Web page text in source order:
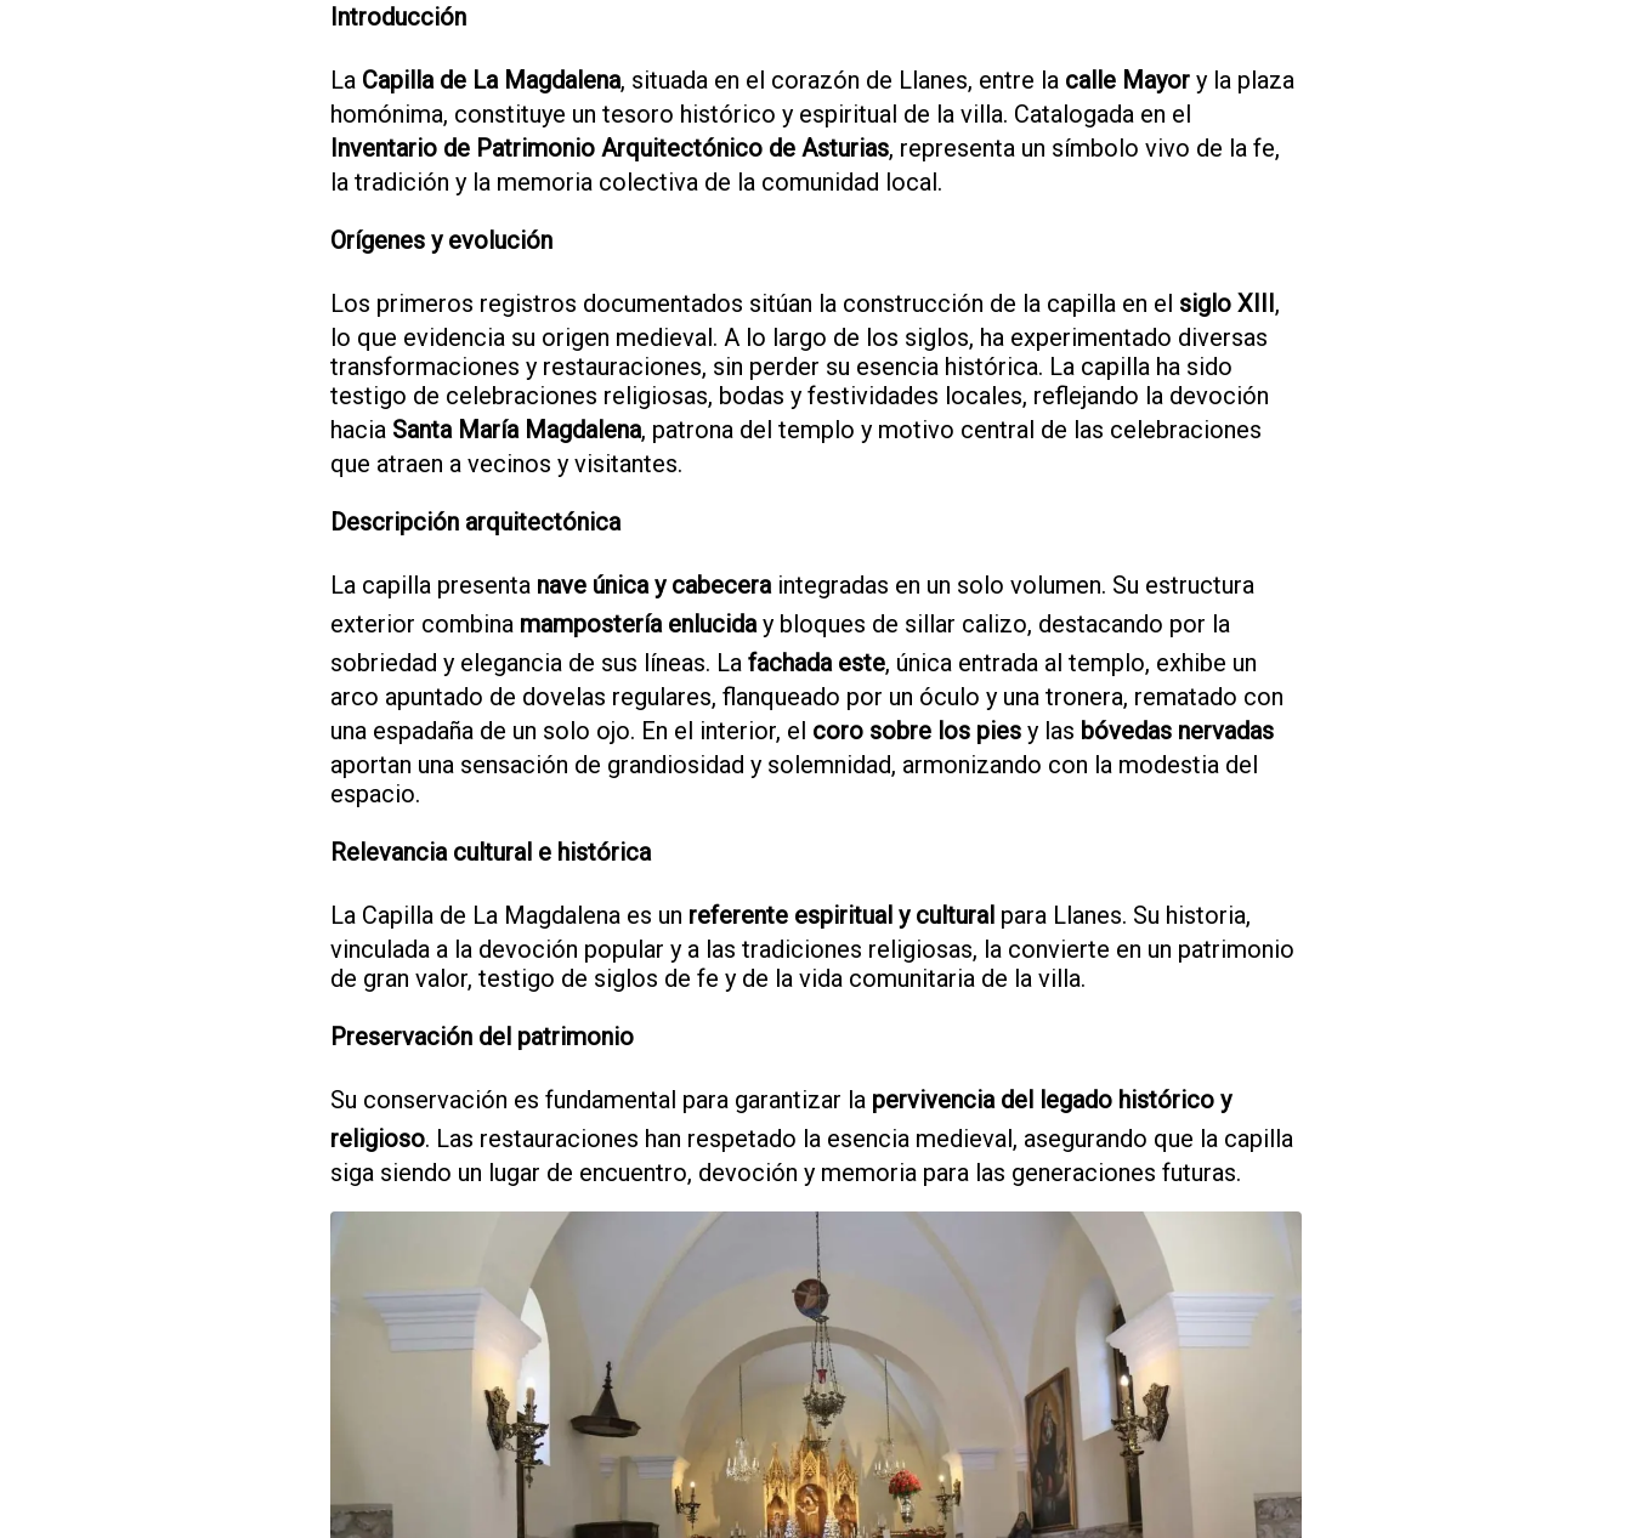
Introducción
La Capilla de La Magdalena, situada en el corazón de Llanes, entre la calle Mayor y la plaza
homónima, constituye un tesoro histórico y espiritual de la villa. Catalogada en el
Inventario de Patrimonio Arquitectónico de Asturias, representa un símbolo vivo de la fe,
la tradición y la memoria colectiva de la comunidad local.
Orígenes y evolución
Los primeros registros documentados sitúan la construcción de la capilla en el siglo XIII,
lo que evidencia su origen medieval. A lo largo de los siglos, ha experimentado diversas
transformaciones y restauraciones, sin perder su esencia histórica. La capilla ha sido
testigo de celebraciones religiosas, bodas y festividades locales, reflejando la devoción
hacia Santa María Magdalena, patrona del templo y motivo central de las celebraciones
que atraen a vecinos y visitantes.
Descripción arquitectónica
La capilla presenta nave única y cabecera integradas en un solo volumen. Su estructura
exterior combina mampostería enlucida y bloques de sillar calizo, destacando por la
sobriedad y elegancia de sus líneas. La fachada este, única entrada al templo, exhibe un
arco apuntado de dovelas regulares, flanqueado por un óculo y una tronera, rematado con
una espadaña de un solo ojo. En el interior, el coro sobre los pies y las bóvedas nervadas
aportan una sensación de grandiosidad y solemnidad, armonizando con la modestia del
espacio.
Relevancia cultural e histórica
La Capilla de La Magdalena es un referente espiritual y cultural para Llanes. Su historia,
vinculada a la devoción popular y a las tradiciones religiosas, la convierte en un patrimonio
de gran valor, testigo de siglos de fe y de la vida comunitaria de la villa.
Preservación del patrimonio
Su conservación es fundamental para garantizar la pervivencia del legado histórico y
religioso. Las restauraciones han respetado la esencia medieval, asegurando que la capilla
siga siendo un lugar de encuentro, devoción y memoria para las generaciones futuras.